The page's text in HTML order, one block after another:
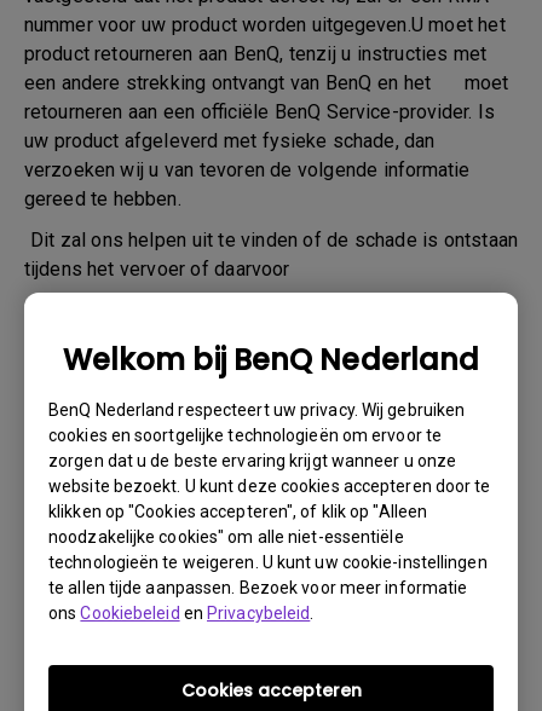
Welkom bij BenQ Nederland
BenQ Nederland respecteert uw privacy. Wij gebruiken
cookies en soortgelijke technologieën om ervoor te
zorgen dat u de beste ervaring krijgt wanneer u onze
website bezoekt. U kunt deze cookies accepteren door te
klikken op "Cookies accepteren", of klik op "Alleen
noodzakelijke cookies" om alle niet-essentiële
technologieën te weigeren. U kunt uw cookie-instellingen
te allen tijde aanpassen. Bezoek voor meer informatie
onsCookiebeleid enPrivacybeleid
Cookies accepteren
nummer voor uw product worden uitgegeven.U moet het
product retourneren aan BenQ, tenzij u instructies met
een andere strekking ontvangt van BenQ en het moet
retourneren aan een officiële BenQ Service-provider. Is
uw product afgeleverd met fysieke schade, dan
verzoeken wij u van tevoren de volgende informatie
gereed te hebben.
Dit zal ons helpen uit te vinden of de schade is ontstaan
tijdens het vervoer of daarvoor
1. Informeer BenQ via Internet of de detaillist zo
a. het verpakkingsmateriaal (binnen- en buitenzijde)
b. de fysieke schade
3. Denk er vooral aan de factuur en het afleverbericht
gereed te hebben
4. Gebruik het product niet, omdat gebruikersuren kunnen
worden gecontroleerd.
Garantie Beperking